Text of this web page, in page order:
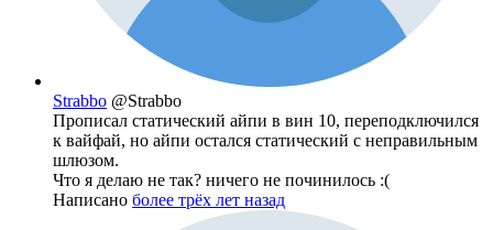
Strabbo @Strabbo
Прописал статический айпи в вин 10, переподключился
к вайфай, но айпи остался статический с неправильным
шлюзом.
Что я делаю не так? ничего не починилось :(
Написано более трёх лет назад